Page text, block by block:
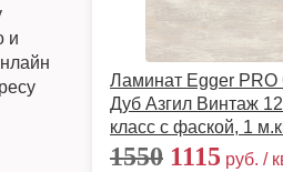
и
Ламинат Egger PRO
Дуб Азгил Винтаж
класс с фаской, 1
1550 1115 руб. /